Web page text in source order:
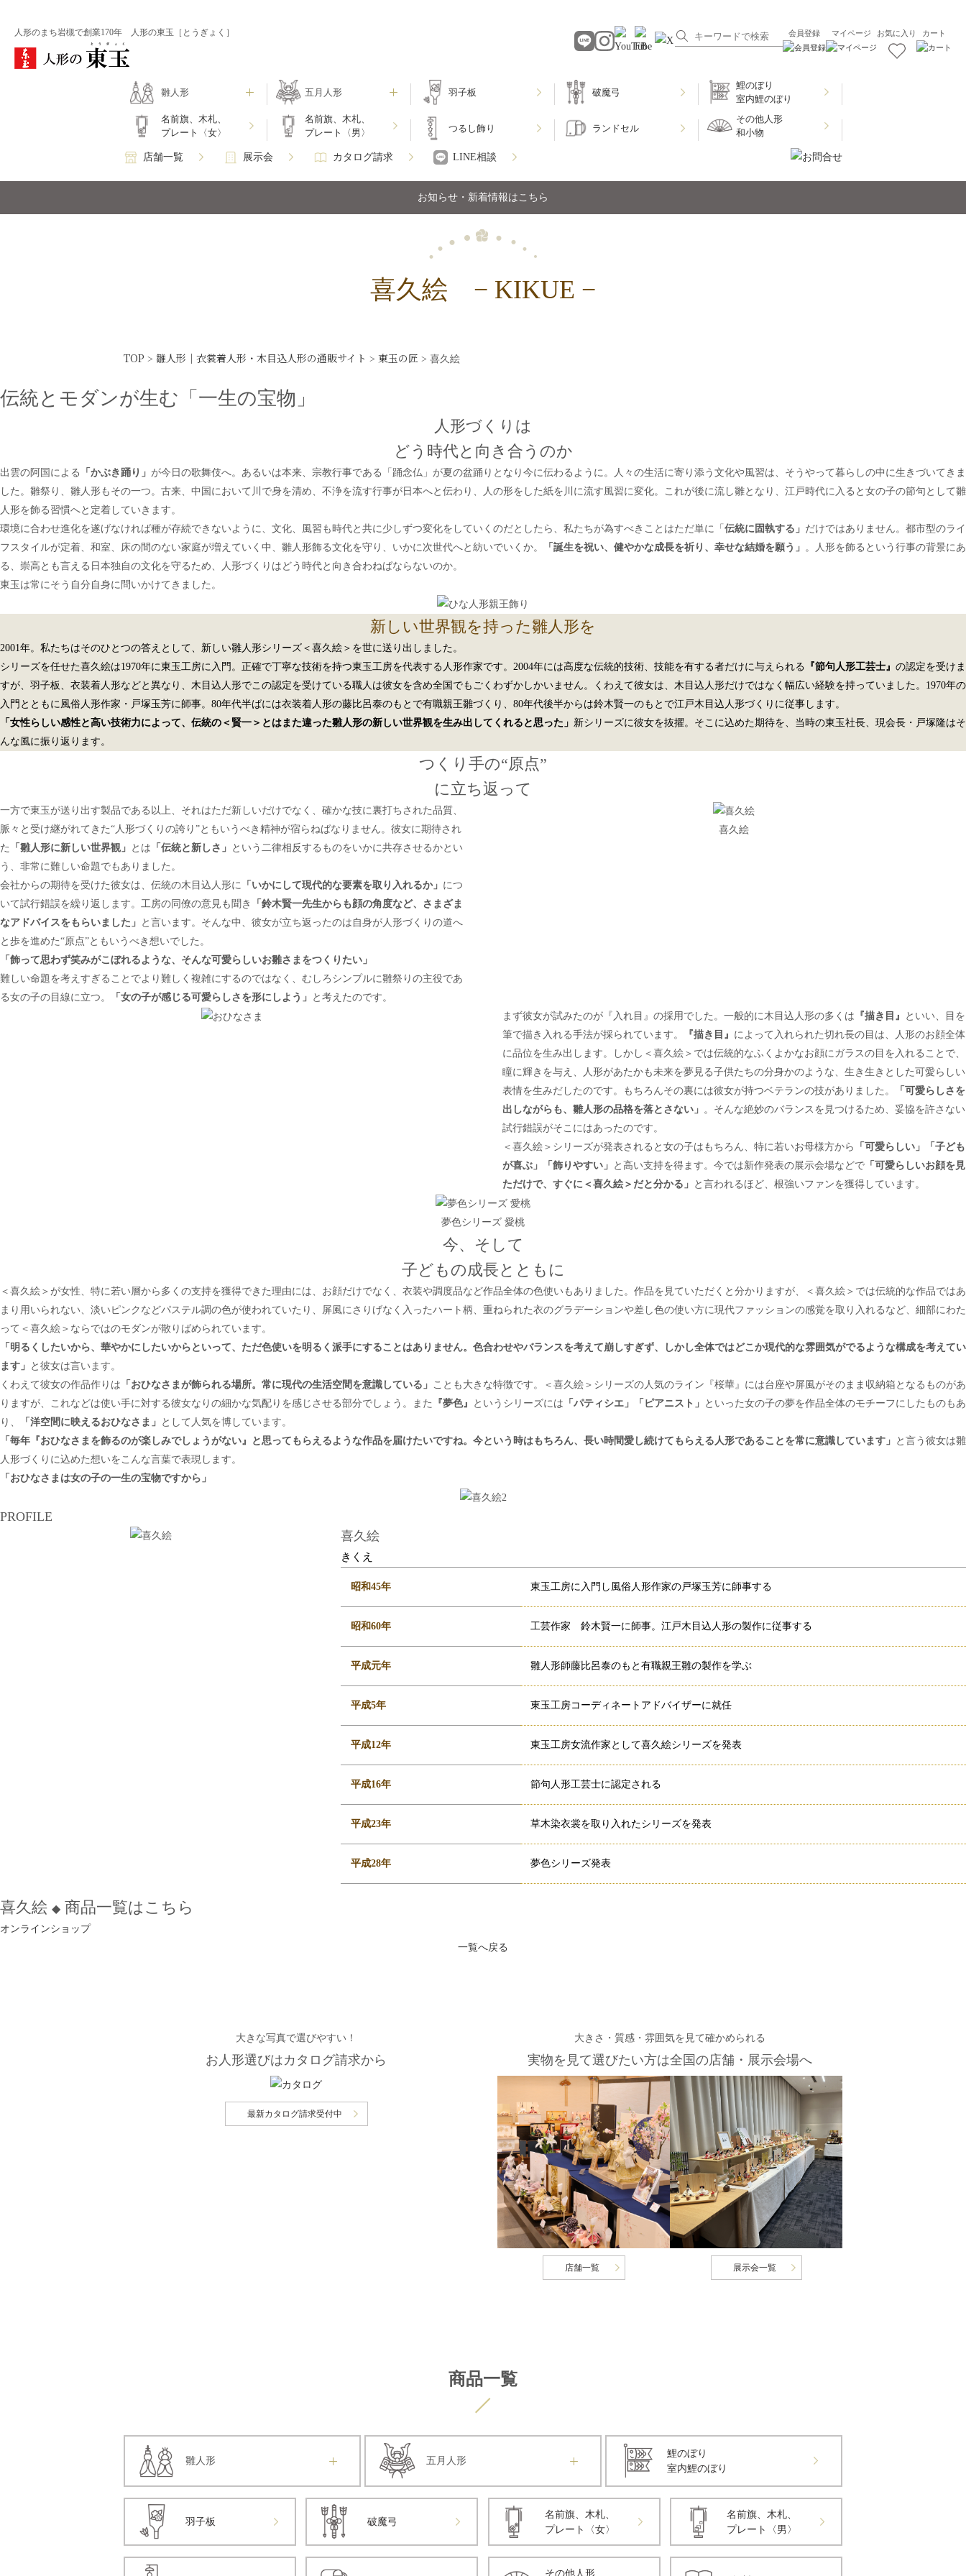
人形のまち岩槻で創業170年 人形の東玉［とうぎょく］ 会員登録 マイページ お気に入り カート
雛人形 五月人形 羽子板 破魔弓
鯉のぼり
室内鯉のぼり
名前旗、木札、
プレート〈女〉
名前旗、木札、
プレート〈男〉
つるし飾り ランドセル
その他人形
和小物
店舗一覧 展示会 カタログ請求 LINE相談
お知らせ・新着情報はこちら
喜久絵 − KIKUE −
TOP > 雛人形｜衣裳着人形・木目込人形の通販サイト > 東玉の匠 > 喜久絵
伝統とモダンが生む「一生の宝物」
人形づくりは
どう時代と向き合うのか
出雲の阿国による 「かぶき踊り」 が今日の歌舞伎へ。あるいは本来、宗教行事である「踊念仏」が夏の盆踊りとなり今に伝わるように。人々の生活に寄り添う文化や風習は、そうやって暮らしの中に生きづいてきま
した。雛祭り、雛人形もその一つ。古来、中国において川で身を清め、不浄を流す行事が日本へと伝わり、人の形をした紙を川に流す風習に変化。これが後に流し雛となり、江戸時代に入ると女の子の節句として雛
人形を飾る習慣へと定着していきます。
環境に合わせ進化を遂げなければ種が存続できないように、文化、風習も時代と共に少しずつ変化をしていくのだとしたら、私たちが為すべきことはただ単に「 伝統に固執する」 だけではありません。都市型のライ
フスタイルが定着、和室、床の間のない家庭が増えていく中、雛人形飾る文化を守り、いかに次世代へと紡いでいくか。
「誕生を祝い、健やかな成長を祈り、幸せな結婚を願う」 。人形を飾るという行事の背景にあ
る、崇高とも言える日本独自の文化を守るため、人形づくりはどう時代と向き合わねばならないのか。
東玉は常にそう自分自身に問いかけてきました。
新しい世界観を持った雛人形を
2001年。私たちはそのひとつの答えとして、新しい雛人形シリーズ＜喜久絵＞を世に送り出しました。
シリーズを任せた喜久絵は1970年に東玉工房に入門。正確で丁寧な技術を持つ東玉工房を代表する人形作家です。2004年には高度な伝統的技術、技能を有する者だけに与えられる 『節句人形工芸士』 の認定を受けま
すが、羽子板、衣装着人形などと異なり、木目込人形でこの認定を受けている職人は彼女を含め全国でもごくわずかしかいません。くわえて彼女は、木目込人形だけではなく幅広い経験を持っていました。1970年の
入門とともに風俗人形作家・戸塚玉芳に師事。80年代半ばには衣装着人形の藤比呂泰のもとで有職親王雛づくり、80年代後半からは鈴木賢一のもとで江戸木目込人形づくりに従事します。
「女性らしい感性と高い技術力によって、伝統の＜賢一＞とはまた違った雛人形の新しい世界観を生み出してくれると思った」 新シリーズに彼女を抜擢。そこに込めた期待を、当時の東玉社長、現会長・戸塚隆はそ
んな風に振り返ります。
つくり手の“原点”
に立ち返って
一方で東玉が送り出す製品である以上、それはただ新しいだけでなく、確かな技に裏打ちされた品質、
脈々と受け継がれてきた“人形づくりの誇り”ともいうべき精神が宿らねばなりません。彼女に期待され
た
「雛人形に新しい世界観」 とは 「伝統と新しさ」 という二律相反するものをいかに共存させるかとい
う、非常に難しい命題でもありました。
会社からの期待を受けた彼女は、伝統の木目込人形に 「いかにして現代的な要素を取り入れるか」 につ
いて試行錯誤を繰り返します。工房の同僚の意見も聞き
「鈴木賢一先生からも顔の角度など、さまざま
なアドバイスをもらいました」 と言います。そんな中、彼女が立ち返ったのは自身が人形づくりの道へ
と歩を進めた“原点”ともいうべき想いでした。
「飾って思わず笑みがこぼれるような、そんな可愛らしいお雛さまをつくりたい」
難しい命題を考えすぎることでより難しく複雑にするのではなく、むしろシンプルに雛祭りの主役であ
る女の子の目線に立つ。
「女の子が感じる可愛らしさを形にしよう」 と考えたのです。
喜久絵
まず彼女が試みたのが『入れ目』の採用でした。一般的に木目込人形の多くは 『描き目』
といい、目を
筆で描き入れる手法が採られています。
『描き目』 によって入れられた切れ長の目は、人形のお顔全体
に品位を生み出します。しかし＜喜久絵＞では伝統的なふくよかなお顔にガラスの目を入れることで、
瞳に輝きを与え、人形があたかも未来を夢見る子供たちの分身かのような、生き生きとした可愛らしい
表情を生みだしたのです。もちろんその裏には彼女が持つベテランの技がありました。
「可愛らしさを
出しながらも、雛人形の品格を落とさない」 。そんな絶妙のバランスを見つけるため、妥協を許さない
試行錯誤がそこにはあったのです。
＜喜久絵＞シリーズが発表されると女の子はもちろん、特に若いお母様方から
「可愛らしい」「子ども
が喜ぶ」「飾りやすい」 と高い支持を得ます。今では新作発表の展示会場などで「可愛らしいお顔を見
ただけで、すぐに＜喜久絵＞だと分かる」 と言われるほど、根強いファンを獲得しています。
夢色シリーズ 愛桃
今、そして
子どもの成長とともに
＜喜久絵＞が女性、特に若い層から多くの支持を獲得できた理由には、お顔だけでなく、衣装や調度品など作品全体の色使いもありました。作品を見ていただくと分かりますが、＜喜久絵＞では伝統的な作品ではあ
まり用いられない、淡いピンクなどパステル調の色が使われていたり、屏風にさりげなく入ったハート柄、重ねられた衣のグラデーションや差し色の使い方に現代ファッションの感覚を取り入れるなど、細部にわた
って＜喜久絵＞ならではのモダンが散りばめられています。
「明るくしたいから、華やかにしたいからといって、ただ色使いを明るく派手にすることはありません。色合わせやバランスを考えて崩しすぎず、しかし全体ではどこか現代的な雰囲気がでるような構成を考えてい
ます」 と彼女は言います。
くわえて彼女の作品作りは 「おひなさまが飾られる場所。常に現代の生活空間を意識している」 ことも大きな特徴です。＜喜久絵＞シリーズの人気のライン『桜華』には台座や屏風がそのまま収納箱となるものがあ
りますが、これなどは使い手に対する彼女なりの細かな気配りを感じさせる部分でしょう。また
『夢色』 というシリーズには 「パティシエ」「ピアニスト」 といった女の子の夢を作品全体のモチーフにしたものもあ
り、
「洋空間に映えるおひなさま」 として人気を博しています。
「毎年『おひなさまを飾るのが楽しみでしょうがない』と思ってもらえるような作品を届けたいですね。今という時はもちろん、長い時間愛し続けてもらえる人形であることを常に意識しています」 と言う彼女は雛
人形づくりに込めた想いをこんな言葉で表現します。
「おひなさまは女の子の一生の宝物ですから」
PROFILE
喜久絵
きくえ
昭和45年 東玉工房に入門し風俗人形作家の戸塚玉芳に師事する
昭和60年 工芸作家 鈴木賢一に師事。江戸木目込人形の製作に従事する
平成元年 雛人形師藤比呂泰のもと有職親王雛の製作を学ぶ
平成5年 東玉工房コーディネートアドバイザーに就任
平成12年 東玉工房女流作家として喜久絵シリーズを発表
平成16年 節句人形工芸士に認定される
平成23年 草木染衣裳を取り入れたシリーズを発表
平成28年 夢色シリーズ発表
喜久絵 ◆ 商品一覧はこちら
オンラインショップ
一覧へ戻る
大きな写真で選びやすい！
お人形選びはカタログ請求から
最新カタログ請求受付中
大きさ・質感・雰囲気を見て確かめられる
実物を見て選びたい方は全国の店舗・展示会場へ
店舗一覧 展示会一覧
商品一覧
雛人形 五月人形
鯉のぼり
室内鯉のぼり
羽子板 破魔弓
名前旗、木札、
プレート〈女〉
名前旗、木札、
プレート〈男〉
その他人形